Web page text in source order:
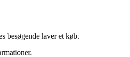
besøgende laver et køb.